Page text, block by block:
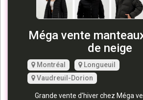
Méga vente
de neige
Montréal
Longueuil
Vaudreuil-Dorion
Grande vente d'hiver chez Méga